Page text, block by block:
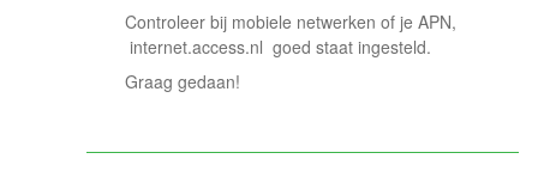
Controleer bij mobiele netwerken of je APN,
internet.access.nl goed staat ingesteld.
Graag gedaan!